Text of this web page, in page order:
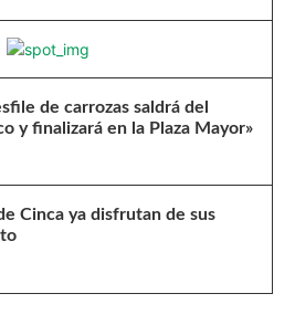
de carrozas saldrá del
y finalizará en la Plaza Mayor»
Cinca ya disfrutan de sus